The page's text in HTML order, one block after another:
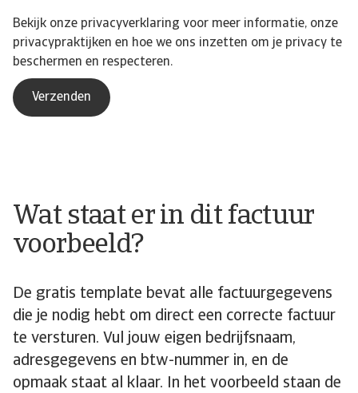
Bekijk onze privacyverklaring voor meer informatie, onze
privacypraktijken en hoe we ons inzetten om je privacy te
beschermen en respecteren.
Wat staat er in dit factuur
voorbeeld?
De gratis template bevat alle factuurgegevens
die je nodig hebt om direct een correcte factuur
te versturen. Vul jouw eigen bedrijfsnaam,
adresgegevens en btw-nummer in, en de
opmaak staat al klaar. In het voorbeeld staan de